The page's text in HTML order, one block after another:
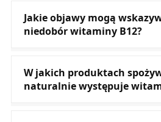
Jakie objawy mogą
niedobór witaminy B12?
W jakich produktach
naturalnie występuje